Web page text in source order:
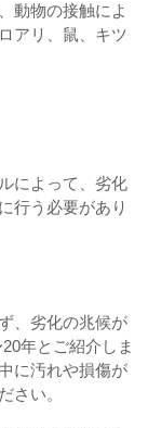
動物の接触によ
アリ、鼠、キツ
によって、劣化
行う必要があり
、劣化の兆候が
年とご紹介しま
に汚れや損傷が
さい。